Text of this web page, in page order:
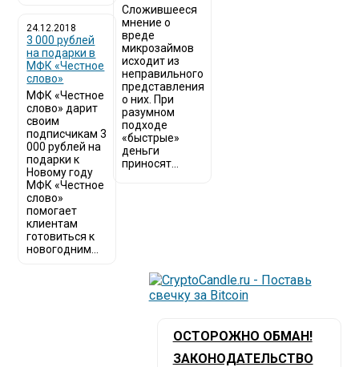
24.12.2018
3 000 рублей
на подарки в
МФК «Честное
слово»
МФК «Честное
слово» дарит
своим
подписчикам 3
000 рублей на
подарки к
Новому году
МФК «Честное
слово»
помогает
клиентам
готовиться к
новогодним...
Сложившееся
мнение о
вреде
микрозаймов
исходит из
неправильного
представления
о них. При
разумном
подходе
«быстрые»
деньги
приносят...
ОСТОРОЖНО ОБМАН!
ЗАКОНОДАТЕЛЬСТВО